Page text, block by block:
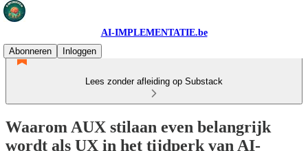
AI-IMPLEMENTATIE.be
Abonneren
Inloggen
Lees zonder afleiding op Substack
Waarom AUX stilaan even belangrijk
wordt als UX in het tijdperk van AI-